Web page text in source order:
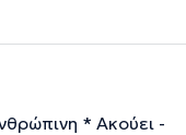
* Ακούει -